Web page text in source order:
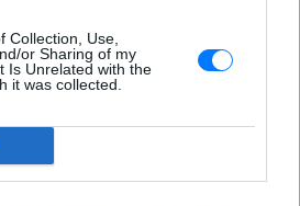
Collection, Use,
or Sharing of my
Is Unrelated with the
it was collected.
ΣΉΜΕΡΑ
Η κυβέρνηση Τραμπ δημοσίευσε την 5η
παρτίδα αποχαρακτηρισμένων αρχείων
ανεξήγητα εναέρια φαινόμενα σε ΗΠΑ,
Φωτιά στην Κόρινθο: